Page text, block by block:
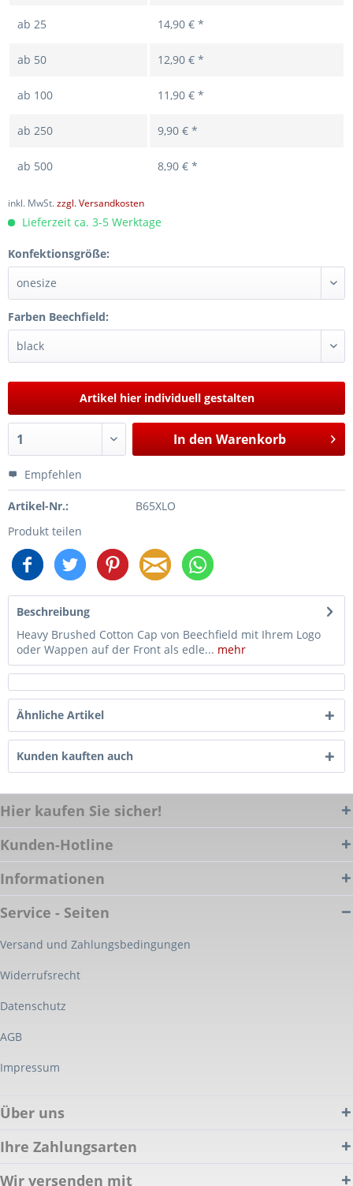
ab 25 14,90 € *
ab 50 12,90 € *
ab 100 11,90 € *
ab 250 9,90 € *
ab 500 8,90 € *
inkl. MwSt.zzgl. Versandkosten
Lieferzeit ca. 3-5 Werktage
Konfektionsgröße:
Farben Beechfield:
Artikel hier individuell gestalten
In den Warenkorb
Empfehlen
Artikel-Nr.:
B65XLO
Produkt teilen
Beschreibung
Heavy Brushed Cotton Cap von Beechfield mit Ihrem Logo
oder Wappen auf der Front als edle... mehr
Ähnliche Artikel
Kunden kauften auch
Hier kaufen Sie sicher!
Kunden-Hotline
Informationen
Service - Seiten
Versand und Zahlungsbedingungen
Widerrufsrecht
Datenschutz
AGB
Impressum
Über uns
Ihre Zahlungsarten
Wir versenden mit